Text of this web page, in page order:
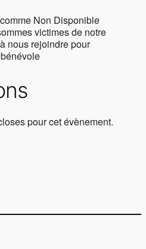
Non Disponible
victimes de notre
nous rejoindre pour
pour cet évènement.